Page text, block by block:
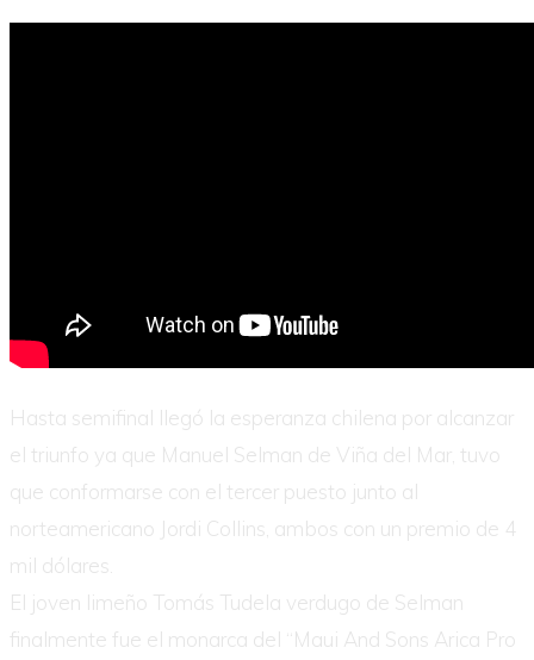
Hasta semifinal llegó la esperanza chilena por alcanzar
el triunfo ya que Manuel Selman de Viña del Mar, tuvo
que conformarse con el tercer puesto junto al
norteamericano Jordi Collins, ambos con un premio de 4
mil dólares.
El joven limeño Tomás Tudela verdugo de Selman
finalmente fue el monarca del “Maui And Sons Arica Pro